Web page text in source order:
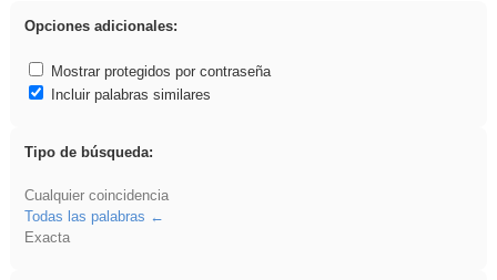
Opciones adicionales:
Mostrar protegidos por contraseña
Incluir palabras similares
Tipo de búsqueda:
Cualquier coincidencia
Todas las palabras
Exacta